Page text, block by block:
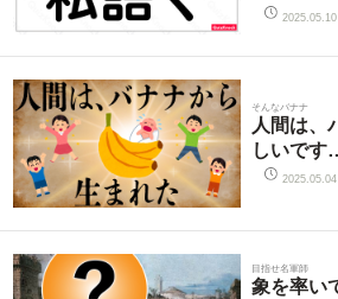
2025.05.10
そんなバナナ
人間は、
しいです
2025.05.04
目指せ名軍師
象を率い